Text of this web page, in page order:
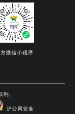
微信小程序
。
沪公网安备